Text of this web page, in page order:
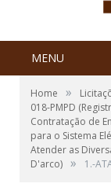
MENU
Home »
018-PMPD
Contratação de
para o Sistema
Atender as
D'arco) » 1.-